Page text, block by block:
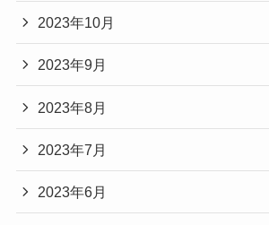
2023年10月
2023年9月
2023年8月
2023年7月
2023年6月